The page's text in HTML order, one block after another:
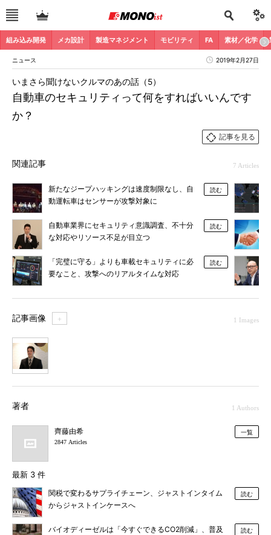
組み込み開発 メカ設計 製造マネジメント モビリティ FA 素材／化学
ニュース 2019年2月27日
自動車のセキュリティって何をすればいいんです
か？
いまさら聞けないクルマのあの話（5）
記事を見る
関連記事 7 Articles
新たなジープハッキングは速度制限なし、自
動運転車はセンサーが攻撃対象に
読む
自動車業界にセキュリティ意識調査、不十分
な対応やリソース不足が目立つ
読む
「完璧に守る」よりも車載セキュリティに必
要なこと、攻撃へのリアルタイムな対応
読む
記事画像 ＋ 1 Images
著者 1 Authors
齊藤由希
2847 Articles
一覧
最新 3 件
関税で変わるサプライチェーン、ジャストインタイム
からジャストインケースへ
読む
バイオディーゼルは「今すぐできるCO2削減」、普及
読む